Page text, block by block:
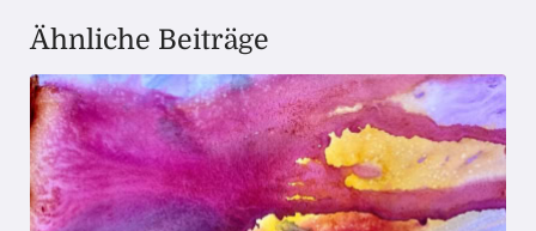
Ähnliche Beiträge